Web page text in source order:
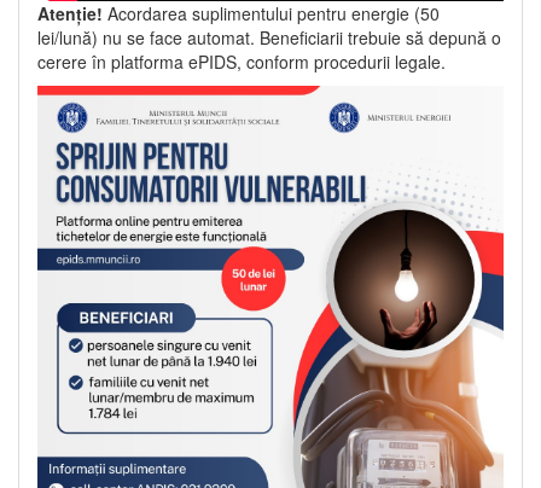
Atenție! Acordarea suplimentului pentru energie (50
lei/lună) nu se face automat. Beneficiarii trebuie să depună o
cerere în platforma ePIDS, conform procedurii legale.